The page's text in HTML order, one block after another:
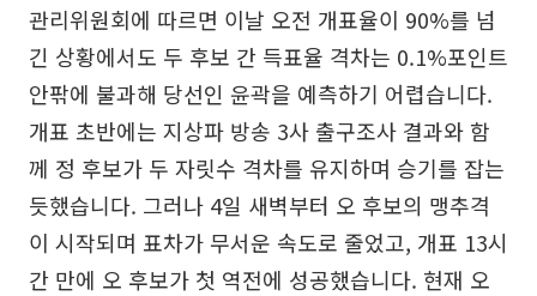
관리위원회에 따르면 이날 오전 개표율이 90%를 넘
긴 상황에서도 두 후보 간 득표율 격차는 0.1%포인트
안팎에 불과해 당선인 윤곽을 예측하기 어렵습니다.
개표 초반에는 지상파 방송 3사 출구조사 결과와 함
께 정 후보가 두 자릿수 격차를 유지하며 승기를 잡는
듯했습니다. 그러나 4일 새벽부터 오 후보의 맹추격
이 시작되며 표차가 무서운 속도로 줄었고, 개표 13시
간 만에 오 후보가 첫 역전에 성공했습니다. 현재 오